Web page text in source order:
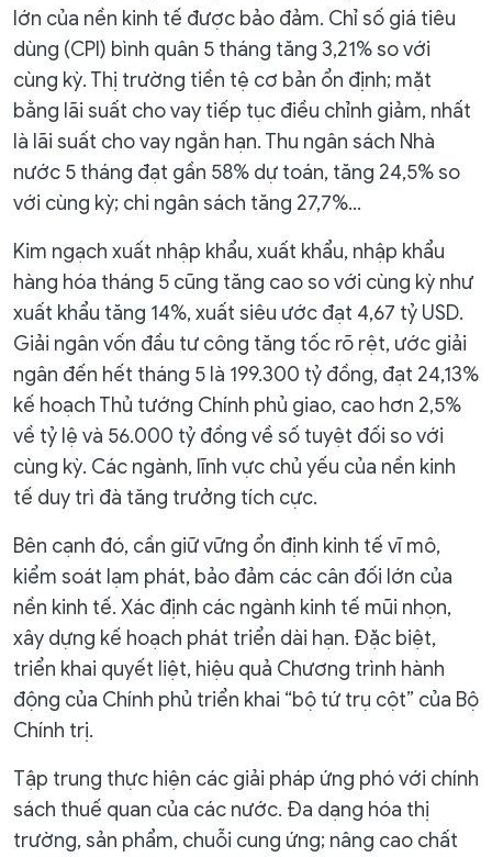
lớn của nền kinh tế được bảo đảm. Chỉ số giá tiêu
dùng (CPI) bình quân 5 tháng tăng 3,21% so với
cùng kỳ. Thị trường tiền tệ cơ bản ổn định; mặt
bằng lãi suất cho vay tiếp tục điều chỉnh giảm, nhất
là lãi suất cho vay ngắn hạn. Thu ngân sách Nhà
nước 5 tháng đạt gần 58% dự toán, tăng 24,5% so
với cùng kỳ; chi ngân sách tăng 27,7%...
Kim ngạch xuất nhập khẩu, xuất khẩu, nhập khẩu
hàng hóa tháng 5 cũng tăng cao so với cùng kỳ như
xuất khẩu tăng 14%, xuất siêu ước đạt 4,67 tỷ USD.
Giải ngân vốn đầu tư công tăng tốc rõ rệt, ước giải
ngân đến hết tháng 5 là 199.300 tỷ đồng, đạt 24,13%
kế hoạch Thủ tướng Chính phủ giao, cao hơn 2,5%
về tỷ lệ và 56.000 tỷ đồng về số tuyệt đối so với
cùng kỳ. Các ngành, lĩnh vực chủ yếu của nền kinh
tế duy trì đà tăng trưởng tích cực.
Bên cạnh đó, cần giữ vững ổn định kinh tế vĩ mô,
kiểm soát lạm phát, bảo đảm các cân đối lớn của
nền kinh tế. Xác định các ngành kinh tế mũi nhọn,
xây dựng kế hoạch phát triển dài hạn. Đặc biệt,
triển khai quyết liệt, hiệu quả Chương trình hành
động của Chính phủ triển khai “bộ tứ trụ cột” của Bộ
Chính trị.
Tập trung thực hiện các giải pháp ứng phó với chính
sách thuế quan của các nước. Đa dạng hóa thị
trường, sản phẩm, chuỗi cung ứng; nâng cao chất